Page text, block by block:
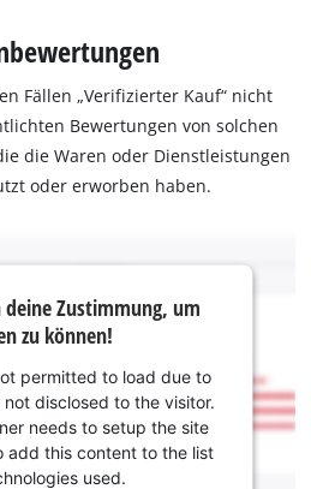
Fällen „Verifizierter Kauf“ nicht
Bewertungen von solchen
die Waren oder Dienstleistungen
oder erworben haben.
Zustimmung, um
zu können!
permitted to load due to
disclosed to the visitor.
needs to setup the site
add this content to the list
used.